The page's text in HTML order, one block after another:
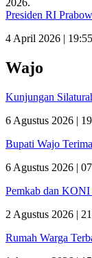
Presiden RI
4 April 2026 |
Wajo
Kunjungan
6 Agustus 2026 |
Bupati Wajo
6 Agustus 2026 |
Pemkab dan KONI
2 Agustus 2026 |
Rumah Warga